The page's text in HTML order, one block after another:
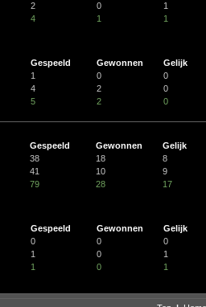
2 0 1
4 1 1
Gespeeld
Gewonnen Gelijk
1 0 0
4 2 0
5 2 0
Gespeeld
Gewonnen Gelijk
38 18 8
41 10 9
79 28 17
Gespeeld
Gewonnen Gelijk
0 0 0
1 0 1
1 0 1